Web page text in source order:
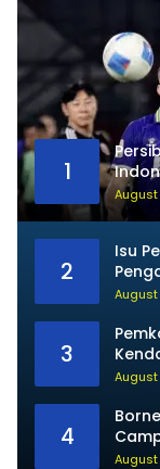
1
2
Isu
3
4